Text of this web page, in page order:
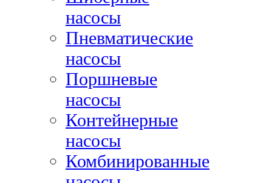
насосы
Пневматические
насосы
Поршневые
насосы
Контейнерные
насосы
Комбинированные